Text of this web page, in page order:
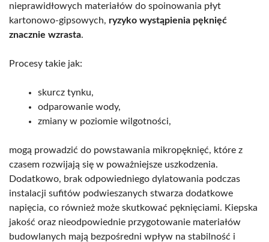
nieprawidłowych materiałów do spoinowania płyt
kartonowo-gipsowych, ryzyko wystąpienia pęknięć
znacznie wzrasta.
Procesy takie jak:
skurcz tynku,
odparowanie wody,
zmiany w poziomie wilgotności,
mogą prowadzić do powstawania mikropęknięć, które z
czasem rozwijają się w poważniejsze uszkodzenia.
Dodatkowo, brak odpowiedniego dylatowania podczas
instalacji sufitów podwieszanych stwarza dodatkowe
napięcia, co również może skutkować pęknięciami. Kiepska
jakość oraz nieodpowiednie przygotowanie materiałów
budowlanych mają bezpośredni wpływ na stabilność i